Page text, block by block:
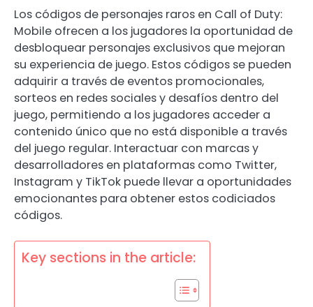
Los códigos de personajes raros en Call of Duty:
Mobile ofrecen a los jugadores la oportunidad de
desbloquear personajes exclusivos que mejoran
su experiencia de juego. Estos códigos se pueden
adquirir a través de eventos promocionales,
sorteos en redes sociales y desafíos dentro del
juego, permitiendo a los jugadores acceder a
contenido único que no está disponible a través
del juego regular. Interactuar con marcas y
desarrolladores en plataformas como Twitter,
Instagram y TikTok puede llevar a oportunidades
emocionantes para obtener estos codiciados
códigos.
Key sections in the article: